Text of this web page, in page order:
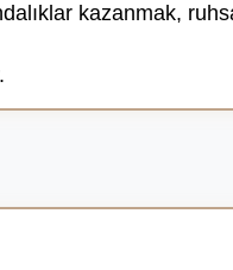
kazanmak,